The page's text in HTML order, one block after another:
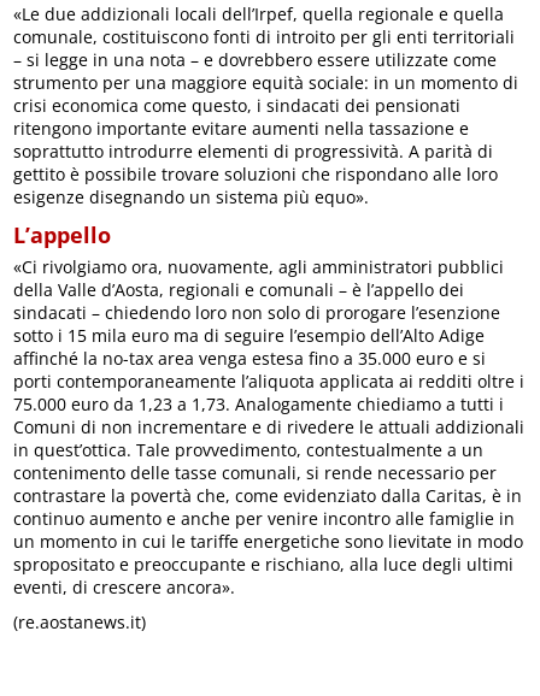
«Le due addizionali locali dell’Irpef, quella regionale e quella
comunale, costituiscono fonti di introito per gli enti territoriali
– si legge in una nota – e dovrebbero essere utilizzate come
strumento per una maggiore equità sociale: in un momento di
crisi economica come questo, i sindacati dei pensionati
ritengono importante evitare aumenti nella tassazione e
soprattutto introdurre elementi di progressività. A parità di
gettito è possibile trovare soluzioni che rispondano alle loro
esigenze disegnando un sistema più equo».
L’appello
«Ci rivolgiamo ora, nuovamente, agli amministratori pubblici
della Valle d’Aosta, regionali e comunali – è l’appello dei
sindacati – chiedendo loro non solo di prorogare l’esenzione
sotto i 15 mila euro ma di seguire l’esempio dell’Alto Adige
affinché la no-tax area venga estesa fino a 35.000 euro e si
porti contemporaneamente l’aliquota applicata ai redditi oltre i
75.000 euro da 1,23 a 1,73. Analogamente chiediamo a tutti i
Comuni di non incrementare e di rivedere le attuali addizionali
in quest’ottica. Tale provvedimento, contestualmente a un
contenimento delle tasse comunali, si rende necessario per
contrastare la povertà che, come evidenziato dalla Caritas, è in
continuo aumento e anche per venire incontro alle famiglie in
un momento in cui le tariffe energetiche sono lievitate in modo
spropositato e preoccupante e rischiano, alla luce degli ultimi
eventi, di crescere ancora».
(re.aostanews.it)